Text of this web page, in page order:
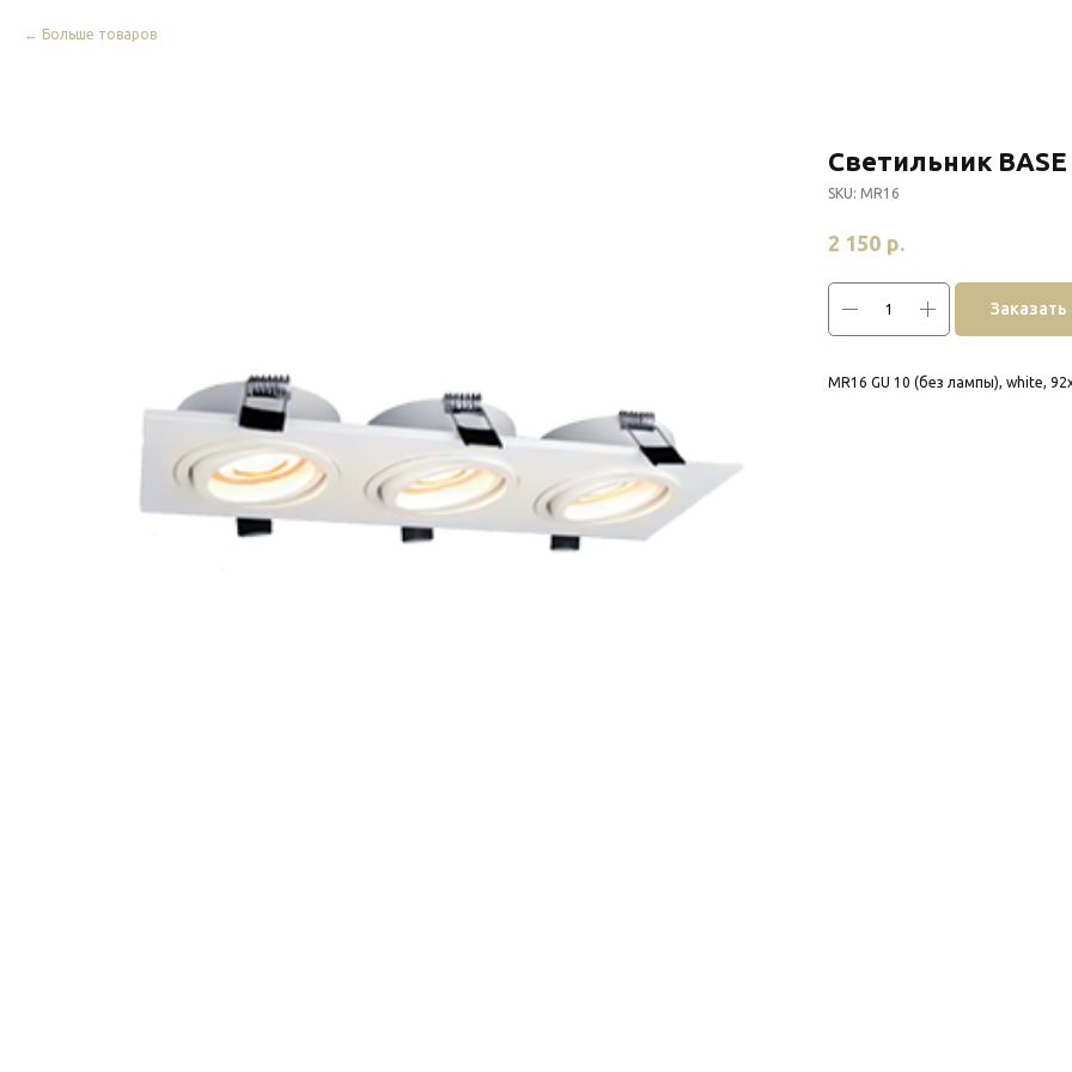
Больше товаров
Светильник BASE
SKU: MR16
2 150 р.
Заказать
MR16 GU 10 (без лампы), white,